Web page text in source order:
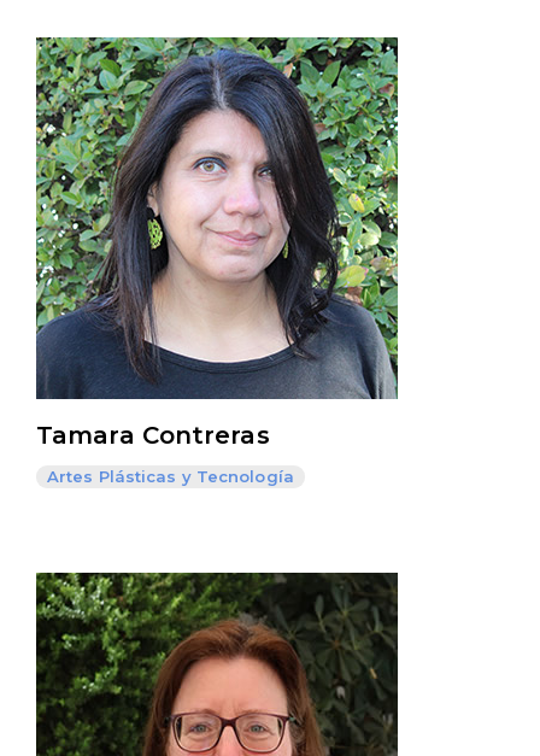
Tamara Contreras
Artes Plásticas y Tecnología